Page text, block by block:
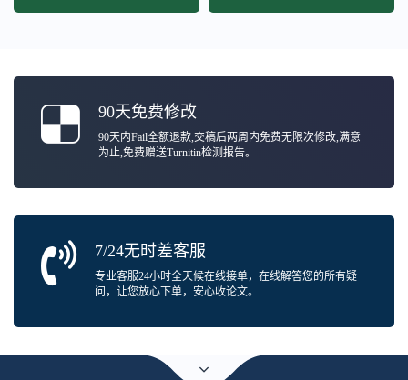
90天免费修改
90天内Fail全额退款,交稿后两周内免费无限次修改,满意
为止,免费赠送Turnitin检测报告。
7/24无时差客服
专业客服24小时全天候在线接单，在线解答您的所有疑
问，让您放心下单，安心收论文。